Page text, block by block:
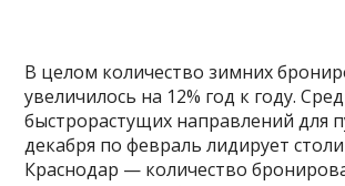
В целом количество зимних
увеличилось на 12% год к году.
быстрорастущих направлений для
декабря по февраль лидирует
Краснодар — количество